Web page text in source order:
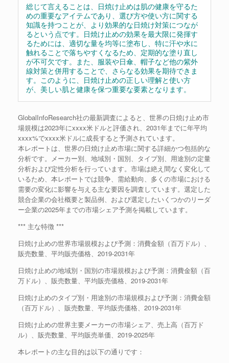
総じて言えることは、日焼け止めは肌の健康を守るた
めの重要なアイテムであり、選び方や使い方に関する
知識を持つことが、より効果的な日焼け対策につなが
るという点です。日焼け止めの効果を最大限に発揮す
るためには、適切な量を均等に塗布し、特に汗や水に
触れることで落ちやすくなるため、定期的な塗り直し
が不可欠です。また、服装や日傘、帽子など他の紫外
線対策と併用することで、さらなる効果を期待できま
す。このように、日焼け止めの正しい理解と使い方
が、美しい肌と健康を保つ重要な要素となります。
GlobalInfoResearch社の最新調査によると、世界の日焼け止め市
場規模は2023年にxxxx米ドルと評価され、2031年までに年平均
xxxx%でxxxx米ドルに成長すると予測されています。
本レポートは、世界の日焼け止め市場に関する詳細かつ包括的な
分析です。メーカー別、地域別・国別、タイプ別、用途別の定量
分析および定性分析を行っています。市場は絶え間なく変化して
いるため、本レポートでは競争、需給動向、多くの市場における
需要の変化に影響を与える主な要因を調査しています。選定した
競合企業の会社概要と製品例、および選定したいくつかのリーダ
ー企業の2025年までの市場シェア予測を掲載しています。
*** 主な特徴 ***
日焼け止めの世界市場規模および予測：消費金額（百万ドル）、
販売数量、平均販売価格、2019-2031年
日焼け止めの地域別・国別の市場規模および予測：消費金額（百
万ドル）、販売数量、平均販売価格、2019-2031年
日焼け止めのタイプ別・用途別の市場規模および予測：消費金額
（百万ドル）、販売数量、平均販売価格、2019-2031年
日焼け止めの世界主要メーカーの市場シェア、売上高（百万ド
ル）、販売数量、平均販売単価、2019-2025年
本レポートの主な目的は以下の通りです：